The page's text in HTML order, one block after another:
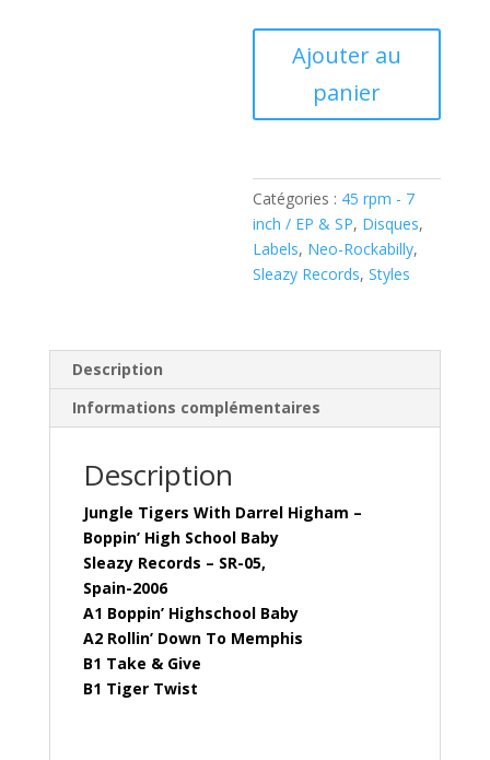
Tigers
Higham
–
Boppin'
High
School
EP
)
Ajouter au
panier
Catégories : 45 rpm - 7
inch / EP & SP, Disques,
Labels, Neo-Rockabilly,
Sleazy Records,Styles
Description
Informations complémentaires
Description
Jungle Tigers With Darrel Higham –
Boppin’ High School Baby
Sleazy Records – SR-05,
Spain-2006
A1 Boppin’ Highschool Baby
A2 Rollin’ Down To Memphis
B1 Take & Give
B1 Tiger Twist